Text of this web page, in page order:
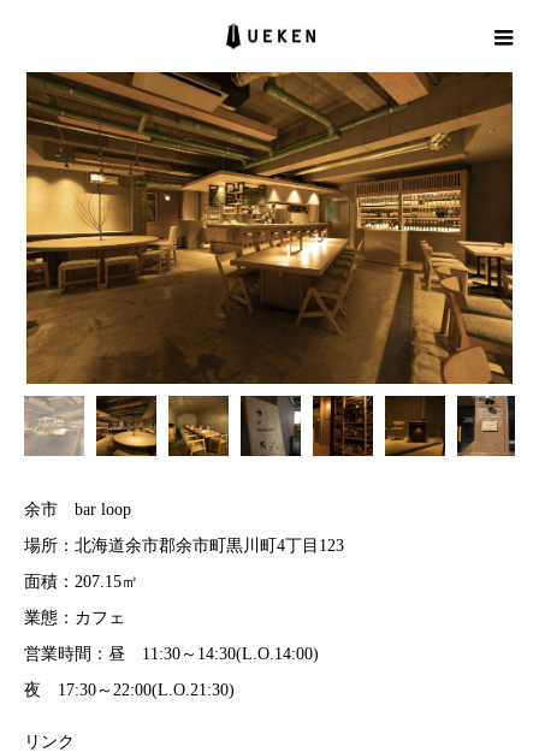
余市 bar loop
場所：北海道余市郡余市町黒川町4丁目123
面積：207.15㎡
業態：カフェ
営業時間：昼 11:30～14:30(L.O.14:00)
夜 17:30～22:00(L.O.21:30)
リンク